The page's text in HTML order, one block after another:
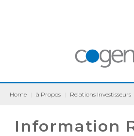
Home à Propos Relations Investisseurs
Information